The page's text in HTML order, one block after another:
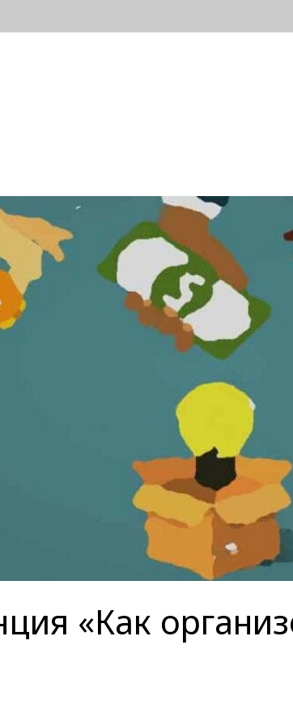
«Как